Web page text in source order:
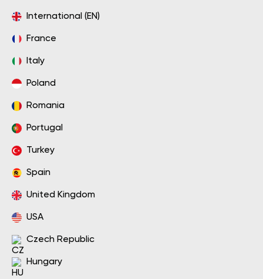
International (EN)
France
Italy
Poland
Romania
Portugal
Turkey
Spain
United Kingdom
USA
Czech Republic
Hungary